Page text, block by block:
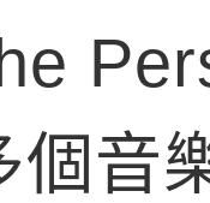
個音